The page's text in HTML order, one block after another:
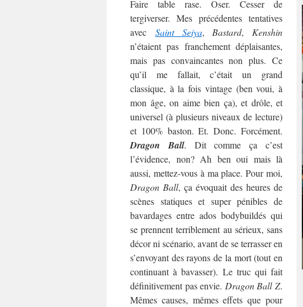
Faire table rase. Oser. Cesser de
tergiverser. Mes précédentes tentatives
avec Saint Seiya, Bastard, Kenshin
n’étaient pas franchement déplaisantes,
mais pas convaincantes non plus. Ce
qu’il me fallait, c’était un grand
classique, à la fois vintage (ben voui, à
mon âge, on aime bien ça), et drôle, et
universel (à plusieurs niveaux de lecture)
et 100% baston. Et. Donc. Forcément.
Dragon Ball. Dit comme ça c’est
l’évidence, non? Ah ben oui mais là
aussi, mettez-vous à ma place. Pour moi,
Dragon Ball, ça évoquait des heures de
scènes statiques et super pénibles de
bavardages entre ados bodybuildés qui
se prennent terriblement au sérieux, sans
décor ni scénario, avant de se terrasser en
s’envoyant des rayons de la mort (tout en
continuant à bavasser). Le truc qui fait
définitivement pas envie. Dragon Ball Z.
Mêmes causes, mêmes effets que pour